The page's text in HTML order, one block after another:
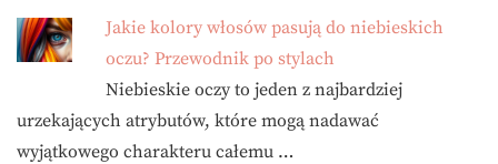
Jakie kolory włosów pasują do niebieskich
oczu? Przewodnik po stylach
Niebieskie oczy to jeden z najbardziej
urzekających atrybutów, które mogą nadawać
wyjątkowego charakteru całemu …